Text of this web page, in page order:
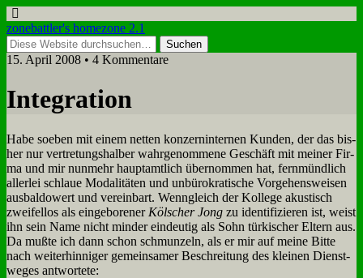
zonebattler's homezone 2.1
15. April 2008 • 4 Kommentare
In­te­gra­ti­on
Ha­be so­eben mit ei­nem net­ten kon­zern­in­ter­nen Kun­den, der das bis­
her nur ver­tre­tungs­hal­ber wahr­ge­nom­me­ne Ge­schäft mit mei­ner Fir­
ma und mir nun­mehr haupt­amt­lich über­nom­men hat, fern­münd­lich
al­ler­lei schlaue Mo­da­li­tä­ten und un­bü­ro­kra­ti­sche Vor­ge­hens­wei­sen
aus­bal­do­wert und ver­ein­bart. Wenn­gleich der Kol­le­ge aku­stisch
zwei­fel­los als ein­ge­bo­re­ner Köl­scher Jong zu iden­ti­fi­zie­ren ist, weist
ihn sein Na­me nicht min­der ein­deu­tig als Sohn tür­ki­scher El­tern aus.
Da muß­te ich dann schon schmun­zeln, als er mir auf mei­ne Bit­te
nach wei­ter­hin­ni­ger ge­mein­sa­mer Be­schrei­tung des klei­nen Dienst­
we­ges ant­wor­te­te: